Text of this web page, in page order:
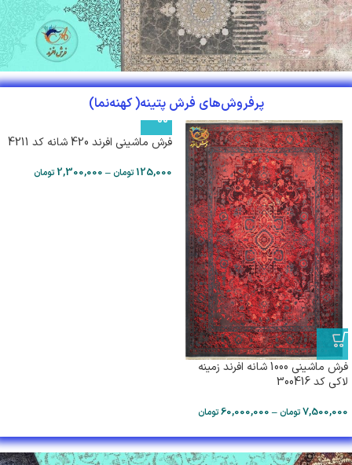
پرفروش‌های فرش پتینه( کهنه‌نما)
فرش ماشینی 1000 شانه افرند زمینه
لاکی كد 300416
7,500,000تومان–
60,000,000تومان
فرش ماشینی افرند 420 شانه کد 4211
125,000 تومان–
2,300,000 تومان